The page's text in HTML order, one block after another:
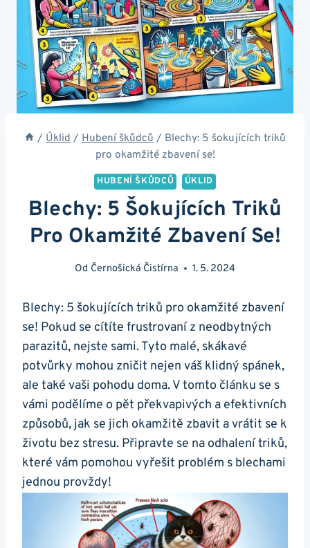
/ Úklid / Hubení škůdců / Blechy: 5 šokujících triků
pro okamžité zbavení se!
HUBENÍ ŠKŮDCŮ ÚKLID
Blechy: 5 Šokujících Triků
Pro Okamžité Zbavení Se!
Od Černošická Čistírna 1. 5. 2024
Blechy: 5 šokujících triků pro okamžité zbavení
se! Pokud se cítíte frustrovaní z neodbytných
parazitů, nejste sami. Tyto malé, skákavé
potvůrky mohou zničit nejen váš klidný spánek,
ale také vaši pohodu doma. V tomto článku se s
vámi podělíme o pět překvapivých a efektivních
způsobů, jak se jich okamžitě zbavit a vrátit se k
životu bez stresu. Připravte se na odhalení triků,
které vám pomohou vyřešit problém s blechami
jednou provždy!